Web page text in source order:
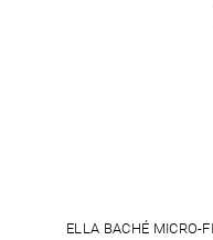
ELLA BACHÉ MICRO-